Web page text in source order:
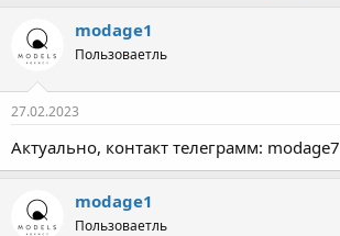
modage1
Пользоваетль
27.02.2023
Актуально, контакт телеграмм: modage7
modage1
Пользоваетль